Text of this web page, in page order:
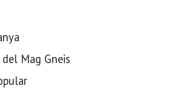
Mag Gneis